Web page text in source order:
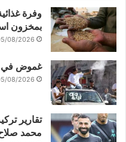
وفرة
بمخزون
08/2026
غموض في
08/2026
تقارير
محمد